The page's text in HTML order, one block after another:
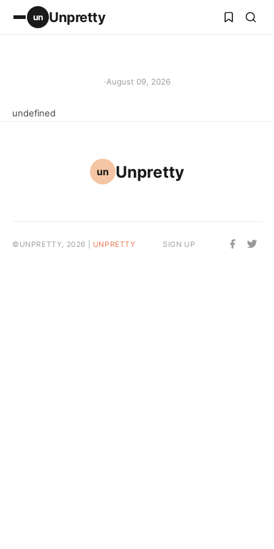
un Unpretty
·August 09, 2026
undefined
un Unpretty
©UNPRETTY, 2026 | UNPRETTY SIGN UP